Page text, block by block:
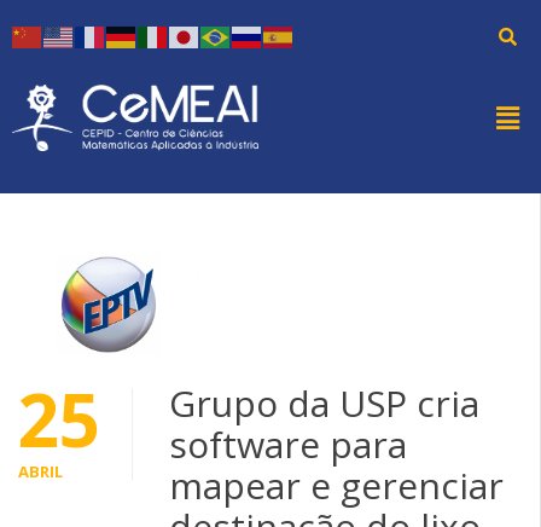
25
ABRIL
Grupo da USP cria
software para
mapear e gerenciar